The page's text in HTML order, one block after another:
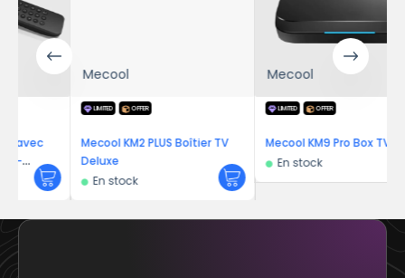
Mecool
OFFER
Mecool KM2 PLUS Boîtier TV
Deluxe
En stock
Mecool
OFFER
Mecool KM9 Pro Box TV
En stock